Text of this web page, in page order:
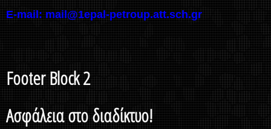
E-mail: mail@1epal-petroup.att.sch.gr
Footer Block 2
Ασφάλεια στο διαδίκτυο!